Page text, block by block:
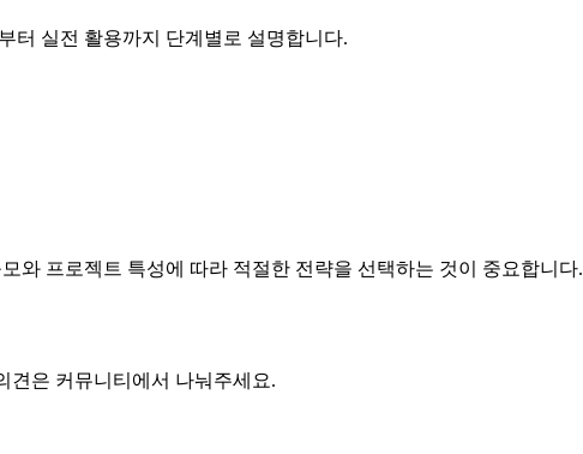
터 실전 활용까지 단계별로 설명합니다.
와 프로젝트 특성에 따라 적절한 전략을 선택하는 것이 중요합니다.
견은 커뮤니티에서 나눠주세요.